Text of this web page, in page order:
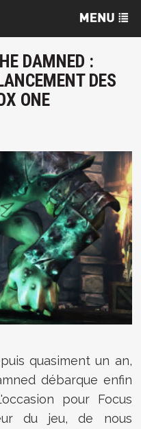
DAMNED :
DES
ONE
quasiment un an,
débarque enfin
pour Focus
du jeu, de nous